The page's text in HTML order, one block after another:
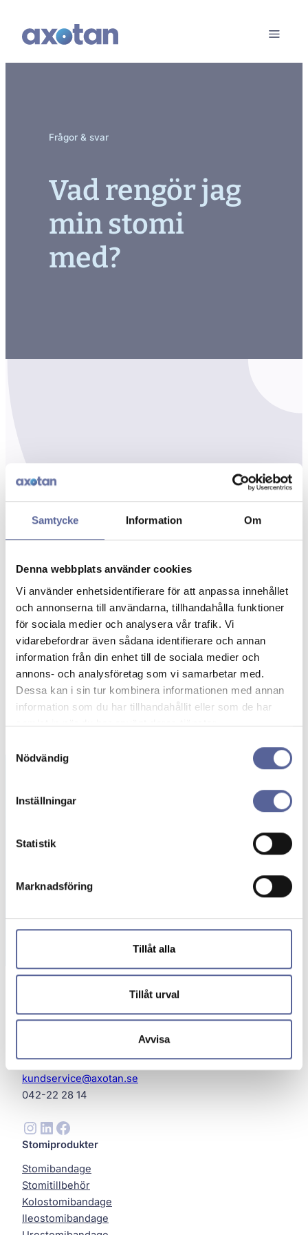
Samtycke Information Om
Denna webbplats använder cookies
Vi använder enhetsidentifierare för att anpassa innehållet
och annonserna till användarna, tillhandahålla funktioner
för sociala medier och analysera vår trafik. Vi
vidarebefordrar även sådana identifierare och annan
information från din enhet till de sociala medier och
annons- och analysföretag som vi samarbetar med.
Dessa kan i sin tur kombinera informationen med annan
information som du har tillhandahållit eller som de har
samlat in när du har använt deras tjänster.
Nödvändig
Inställningar
Statistik
Marknadsföring
Tillåt alla
Tillåt urval
Avvisa
Frågor & svar
Vad rengör jag
min stomi
med?
kostnadsfritt. Upptäck stomiprodukter
Helsingborg
kundservice@axotan.se
042-22 28 14
Instagram LinkedIn Facebook
Stomiprodukter
Stomibandage
Stomitillbehör
Kolostomibandage
Ileostomibandage